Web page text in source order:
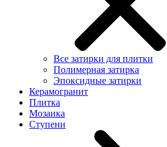
Все затирки для плитки
Полимерная затирка
Эпоксидные затирки
Керамогранит
Плитка
Мозаика
Ступени